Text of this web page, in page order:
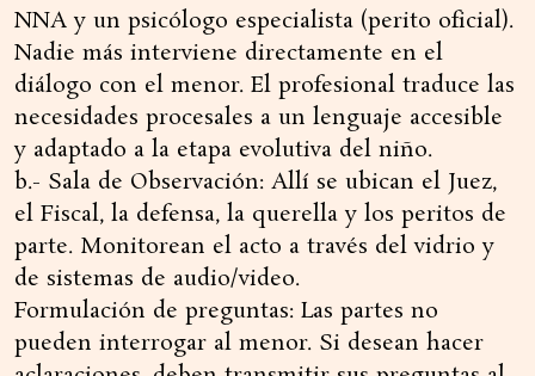
NNA y un psicólogo especialista (perito oficial).
Nadie más interviene directamente en el
diálogo con el menor. El profesional traduce las
necesidades procesales a un lenguaje accesible
y adaptado a la etapa evolutiva del niño.
b.- Sala de Observación: Allí se ubican el Juez,
el Fiscal, la defensa, la querella y los peritos de
parte. Monitorean el acto a través del vidrio y
de sistemas de audio/video.
Formulación de preguntas: Las partes no
pueden interrogar al menor. Si desean hacer